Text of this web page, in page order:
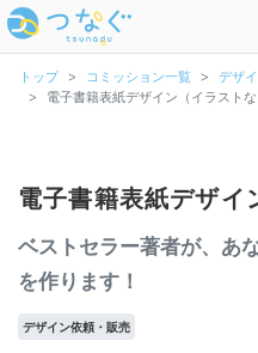
トップ コミッション一覧
デザ
電子書籍表紙デザイン（イラストな
電子書籍表紙デザイ
ベストセラー著者が、あ
を作ります！
デザイン依頼・販売